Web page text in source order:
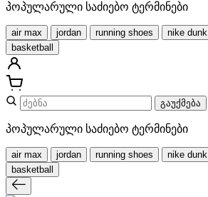
პოპულარული საძიებო ტერმინები
air max jordan running shoes nike dunk
basketball
გაუქმება
პოპულარული საძიებო ტერმინები
air max jordan running shoes nike dunk
basketball